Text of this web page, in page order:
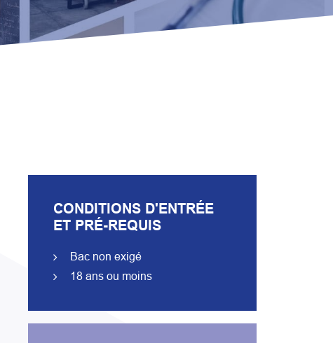
CONDITIONS D'ENTRÉE
ET PRÉ-REQUIS
Bac non exigé
18 ans ou moins